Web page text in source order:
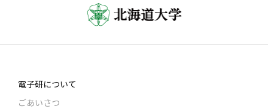
電子研について
ごあいさつ